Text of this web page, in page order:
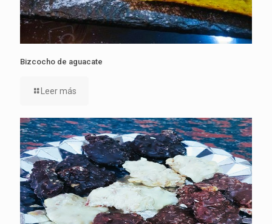
Bizcocho de aguacate
Leer más